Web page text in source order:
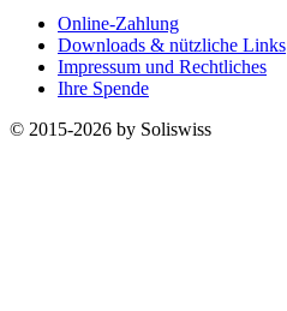
Online-Zahlung
Downloads & nützliche Links
Impressum und Rechtliches
Ihre Spende
© 2015-2026 by Soliswiss